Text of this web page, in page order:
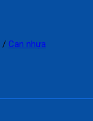
/ Can nhựa